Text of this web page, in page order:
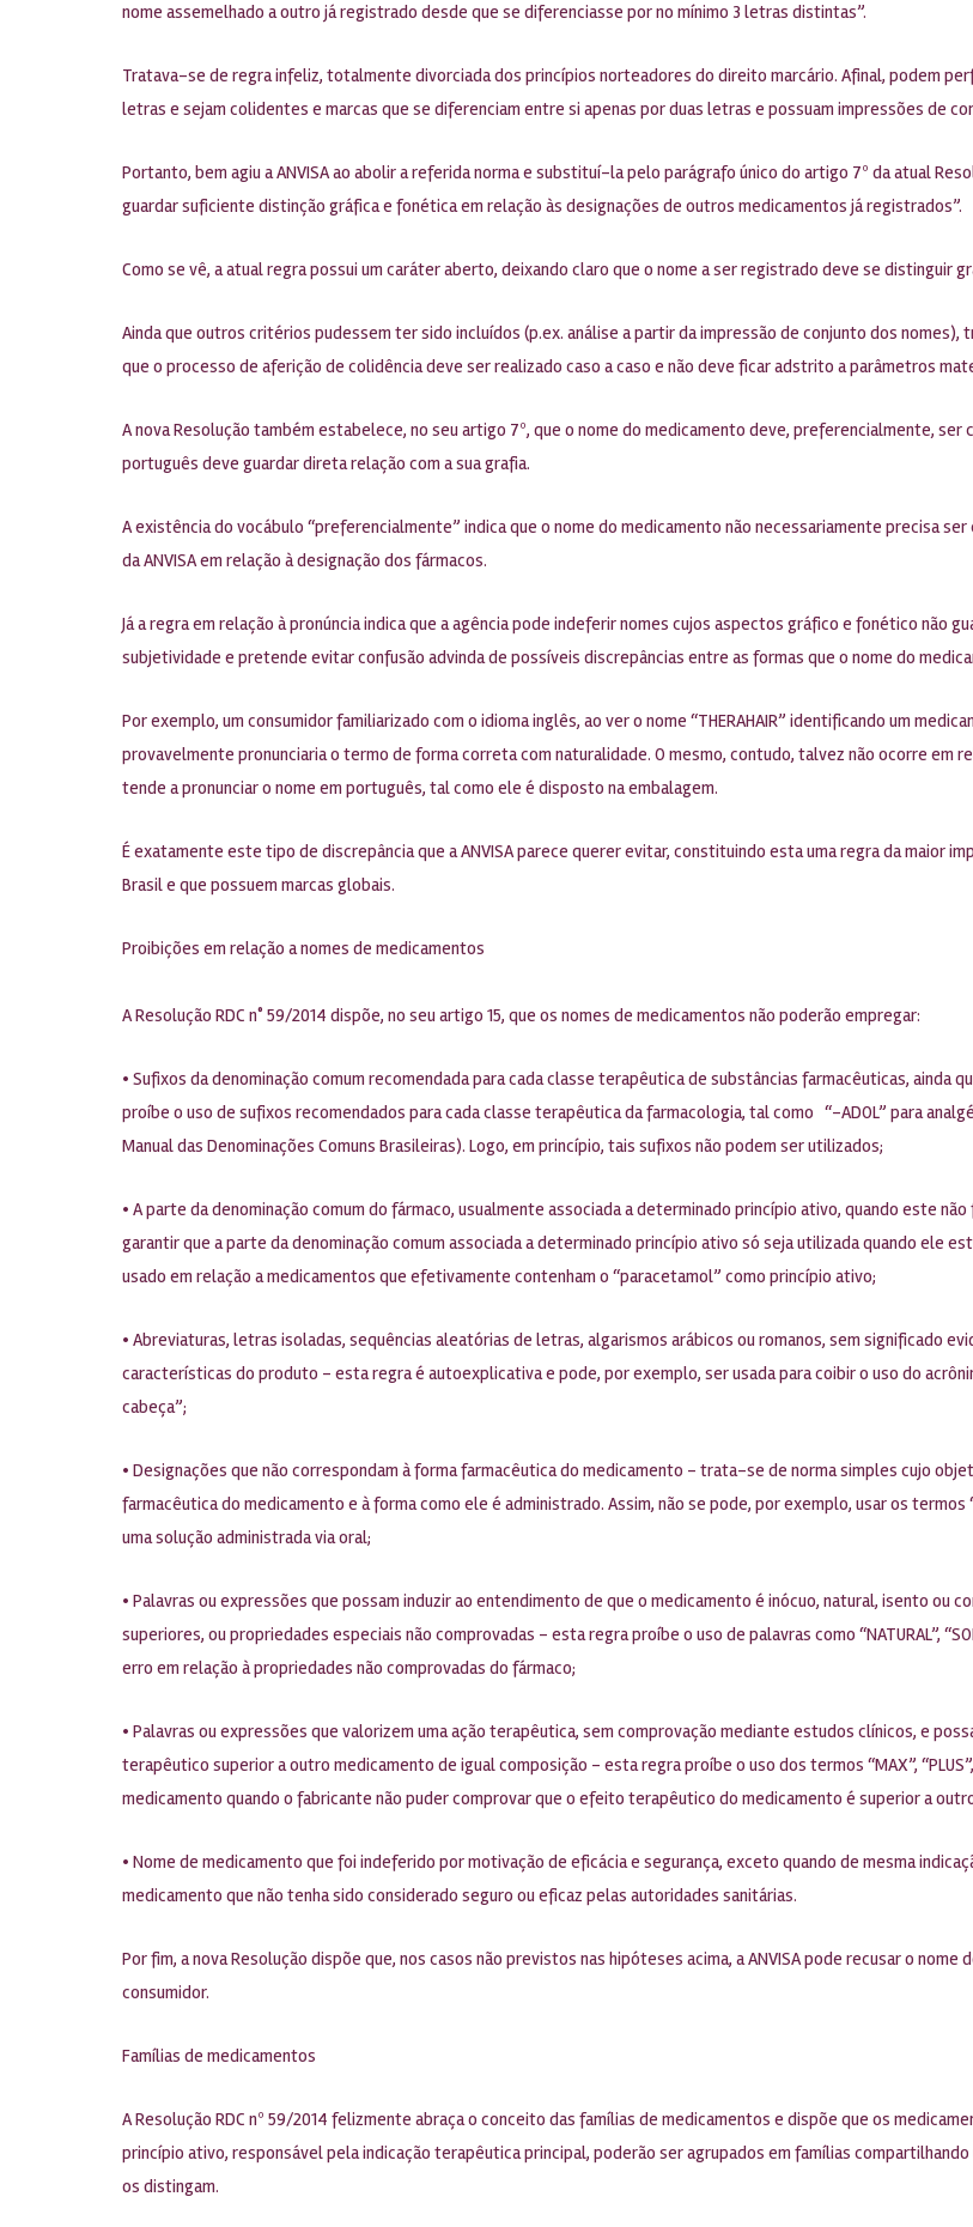
nome assemelhado a outro já registrado desde que se diferenciasse por no mínimo 3 letras distintas”.
Tratava-se de regra infeliz, totalmente divorciada dos princípios norteadores do direito marcário. Afinal, podem
letras e sejam colidentes e marcas que se diferenciam entre si apenas por duas letras e possuam impressões de
Portanto, bem agiu a ANVISA ao abolir a referida norma e substituí-la pelo parágrafo único do artigo 7º da atual
guardar suficiente distinção gráfica e fonética em relação às designações de outros medicamentos já registrados”.
Como se vê, a atual regra possui um caráter aberto, deixando claro que o nome a ser registrado deve se
Ainda que outros critérios pudessem ter sido incluídos (p.ex. análise a partir da impressão de conjunto dos nomes),
que o processo de aferição de colidência deve ser realizado caso a caso e não deve ficar adstrito a parâmetros
A nova Resolução também estabelece, no seu artigo 7º, que o nome do medicamento deve, preferencialmente, ser
português deve guardar direta relação com a sua grafia.
A existência do vocábulo “preferencialmente” indica que o nome do medicamento não necessariamente precisa
da ANVISA em relação à designação dos fármacos.
Já a regra em relação à pronúncia indica que a agência pode indeferir nomes cujos aspectos gráfico e fonético não
subjetividade e pretende evitar confusão advinda de possíveis discrepâncias entre as formas que o nome do
Por exemplo, um consumidor familiarizado com o idioma inglês, ao ver o nome “THERAHAIR” identificando um
provavelmente pronunciaria o termo de forma correta com naturalidade. O mesmo, contudo, talvez não ocorre em
tende a pronunciar o nome em português, tal como ele é disposto na embalagem.
É exatamente este tipo de discrepância que a ANVISA parece querer evitar, constituindo esta uma regra da maior
Brasil e que possuem marcas globais.
Proibições em relação a nomes de medicamentos
A Resolução RDC n° 59/2014 dispõe, no seu artigo 15, que os nomes de medicamentos não poderão empregar:
• Sufixos da denominação comum recomendada para cada classe terapêutica de substâncias farmacêuticas, ainda
proíbe o uso de sufixos recomendados para cada classe terapêutica da farmacologia, tal como “-ADOL” para
Manual das Denominações Comuns Brasileiras). Logo, em princípio, tais sufixos não podem ser utilizados;
• A parte da denominação comum do fármaco, usualmente associada a determinado princípio ativo, quando este
garantir que a parte da denominação comum associada a determinado princípio ativo só seja utilizada quando ele
usado em relação a medicamentos que efetivamente contenham o “paracetamol” como princípio ativo;
• Abreviaturas, letras isoladas, sequências aleatórias de letras, algarismos arábicos ou romanos, sem significado
características do produto – esta regra é autoexplicativa e pode, por exemplo, ser usada para coibir o uso do
cabeça”;
• Designações que não correspondam à forma farmacêutica do medicamento – trata-se de norma simples cujo
farmacêutica do medicamento e à forma como ele é administrado. Assim, não se pode, por exemplo, usar os
uma solução administrada via oral;
• Palavras ou expressões que possam induzir ao entendimento de que o medicamento é inócuo, natural, isento ou
superiores, ou propriedades especiais não comprovadas – esta regra proíbe o uso de palavras como “NATURAL”,
erro em relação à propriedades não comprovadas do fármaco;
• Palavras ou expressões que valorizem uma ação terapêutica, sem comprovação mediante estudos clínicos, e
terapêutico superior a outro medicamento de igual composição – esta regra proíbe o uso dos termos “MAX”,
medicamento quando o fabricante não puder comprovar que o efeito terapêutico do medicamento é superior a
• Nome de medicamento que foi indeferido por motivação de eficácia e segurança, exceto quando de mesma
medicamento que não tenha sido considerado seguro ou eficaz pelas autoridades sanitárias.
Por fim, a nova Resolução dispõe que, nos casos não previstos nas hipóteses acima, a ANVISA pode recusar o
consumidor.
Famílias de medicamentos
A Resolução RDC nº 59/2014 felizmente abraça o conceito das famílias de medicamentos e dispõe que os
princípio ativo, responsável pela indicação terapêutica principal, poderão ser agrupados em famílias
os distingam.